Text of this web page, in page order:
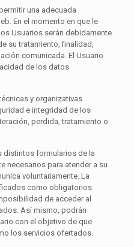
una adecuada
En el momento en que le
Usuarios serán debidamente
su tratamiento, finalidad,
comunicada. El Usuario
de los datos
y organizativas
e integridad de los
perdida, tratamiento o
distintos formularios de la
necesarios para atender a su
voluntariamente. La
como obligatorios
de acceder al
Así mismo, podrán
con el objetivo de que
los servicios ofertados.